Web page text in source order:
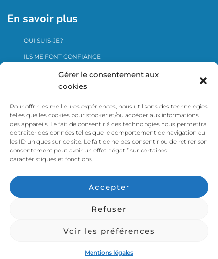
Gérer le consentement aux
cookies
Pour offrir les meilleures expériences, nous utilisons des technologies
telles que les cookies pour stocker et/ou accéder aux informations
des appareils. Le fait de consentir à ces technologies nous permettra
de traiter des données telles que le comportement de navigation ou
les ID uniques sur ce site. Le fait de ne pas consentir ou de retirer son
consentement peut avoir un effet négatif sur certaines
caractéristiques et fonctions.
Accepter
Refuser
Voir les préférences
Mentions légales
En savoir plus
QUI SUIS-JE?
ILS ME FONT CONFIANCE
ME CONTACTER
Cliquer ici pour voir le certificat Qualiopi
ACCUEIL COACH DIRIGEANT ET ENTREPRENEUR
FAIRE SON BILAN DE COMPÉTENCES AVEC L’IKIGAI SUR